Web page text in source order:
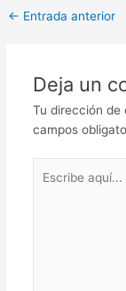
← Entrada anterior
Deja un
Tu dirección de
campos
aquí...